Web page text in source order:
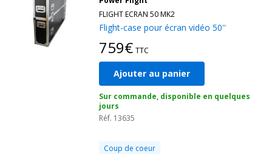
cases adaptée à tous types d'équipements, incluant des
case écran, flight case 19 pouces,flight case sur mesure
et plus encore. Pour des conseils d'utilisation ou un
et notre guide d'achat. Pour toute demande spécifique,
contactez l'équipe Levenly pour un accompagnement
FLIGHT ECRAN 50 MK2
Flight-case pour écran vidéo 50''
759€ TTC
Ajouter au panier
Sur commande, disponible en quelques
jours
Réf. 13635
Coup de coeur